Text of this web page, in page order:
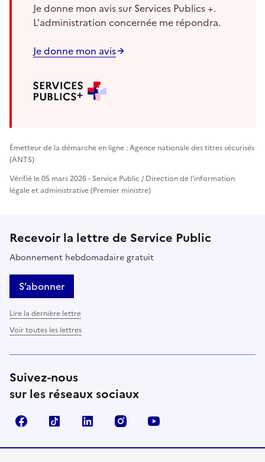
Je donne mon avis sur Services Publics +.
L'administration concernée me répondra.
Je donne mon avis
Émetteur de la démarche en ligne : Agence nationale des titres sécurisés
(ANTS)
Vérifié le 05 mars 2026 - Service Public / Direction de l'information
légale et administrative (Premier ministre)
Recevoir la lettre de Service Public
Abonnement hebdomadaire gratuit
S’abonner
Lire la dernière lettre
Voir toutes les lettres
Suivez-nous
sur les réseaux sociaux
FacebookTikTok LinkedIn Instagram